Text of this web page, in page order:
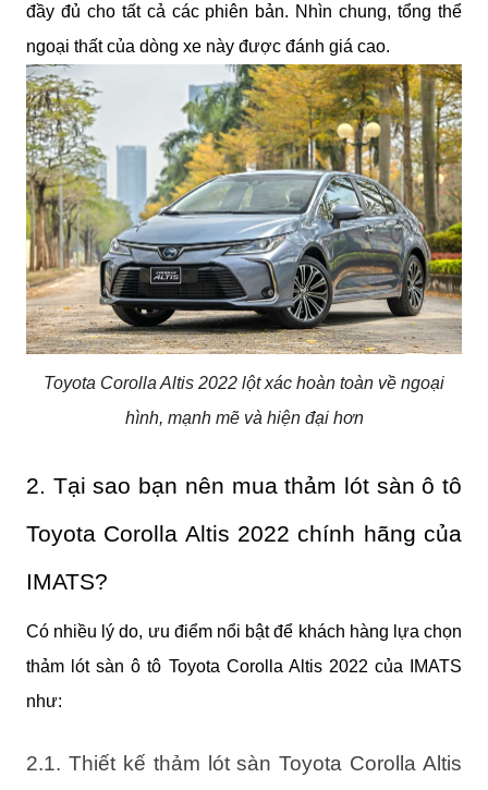
đầy đủ cho tất cả các phiên bản. Nhìn chung, tổng thể
ngoại thất của dòng xe này được đánh giá cao.
Toyota Corolla Altis 2022 lột xác hoàn toàn về ngoại
hình, mạnh mẽ và hiện đại hơn
2. Tại sao bạn nên mua thảm lót sàn ô tô
Toyota Corolla Altis 2022 chính hãng của
IMATS?
Có nhiều lý do, ưu điểm nổi bật để khách hàng lựa chọn
thảm lót sàn ô tô Toyota Corolla Altis 2022 của IMATS
như:
2.1. Thiết kế thảm lót sàn Toyota Corolla Altis